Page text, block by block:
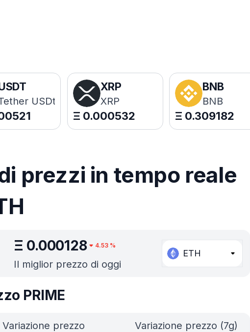
USDt
XRP
XRP
Ξ 0.000532
BNB
BNB
Ξ 0.309182
prezzi in tempo reale
Ξ 0.000128 4.53%
Il miglior prezzo di oggi
ETH
PRIME
Variazione prezzo
Variazione prezzo (7g)